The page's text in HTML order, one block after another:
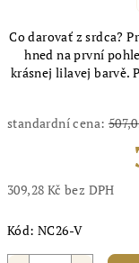
Co darovať z srdca?
hned na první
krásnej lilavej barvě.
standardní cena:
309,28 Kč bez DPH
cena:
Kód: NC26-V